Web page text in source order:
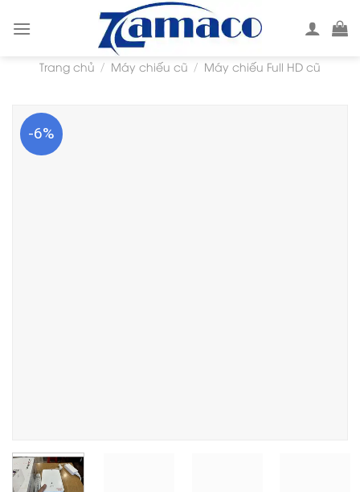
Trang chủ / Máy chiếu cũ / Máy chiếu Full HD cũ
-6%